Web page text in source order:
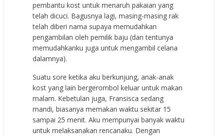
pembantu kost untuk menaruh pakaian yang
telah dicuci. Bagusnya lagi, masing-masing rak
telah diberi nama supaya memudahkan
pengambilan oleh pemilik baju (dan tentunya
memudahkanku juga untuk mengambil celana
dalamnya).
Suatu sore ketika aku berkunjung, anak-anak
kost yang lain bergerombol keluar untuk makan
malam. Kebetulan juga, Fransisca sedang
mandi, biasanya memakan waktu sekitar 15
sampai 25 menit. Aku mempunyai banyak waktu
untuk melaksanakan rencanaku. Dengan